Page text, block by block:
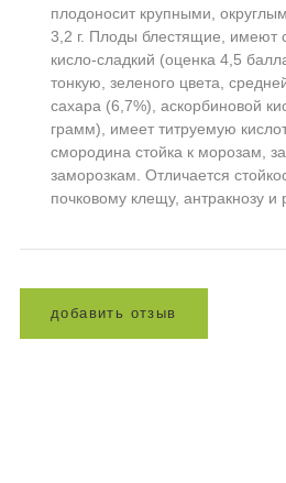
плодоносит крупными,
3,2 г. Плоды блестящие, имеют
кисло-сладкий (оценка 4,5
тонкую, зеленого цвета,
сахара (6,7%), аскорбиновой
грамм), имеет титруемую
смородина стойка к морозам,
заморозкам. Отличается
почковому клещу, антракнозу и
доба вит ь отз ыв